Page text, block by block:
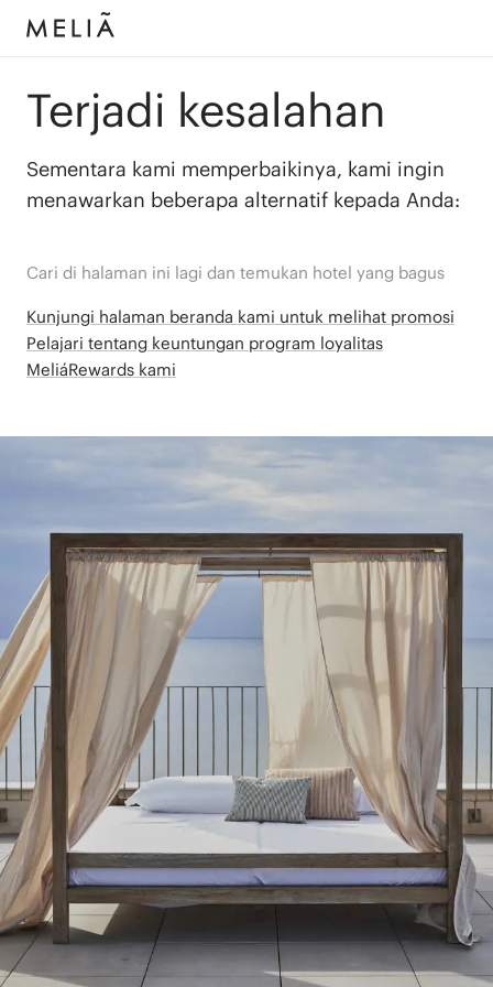
Terjadi kesalahan
Sementara kami memperbaikinya, kami ingin
menawarkan beberapa alternatif kepada Anda:
Cari di halaman ini lagi dan temukan hotel yang bagus
Kunjungi halaman beranda kami untuk melihat promosi
Pelajari tentang keuntungan program loyalitas
MeliáRewards kami